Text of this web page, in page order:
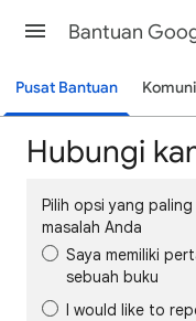
Pusat Bantuan
Hubungi
Pilih opsi yang
masalah Anda
Saya memiliki
sebuah buku
I would like to